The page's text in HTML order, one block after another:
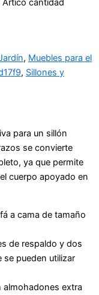
Ártico cantidad
, Muebles para el
, Sillones y
para un sillón
se convierte
ya que permite
cuerpo apoyado en
a cama de tamaño
de respaldo y dos
pueden utilizar
almohadones extra